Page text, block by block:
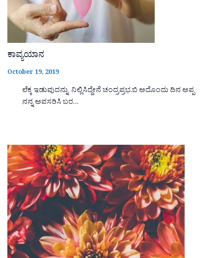
ಕಾವ್ಯಯಾನ
October 19, 2019
ಲೆಕ್ಕ ಇಡುವುದನ್ನು ನಿಲ್ಲಿಸಿದ್ದೇನೆ ಚಂದ್ರಪ್ರಭ.ಬಿ ಅದೊಂದು ದಿನ ಅಪ್ಪ
ನನ್ನ ಅವಸರಿಸಿ ಬರ…